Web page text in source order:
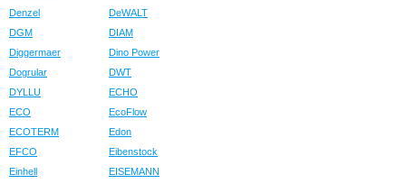
Denzel
DeWALT
DGM
DIAM
Diggermaer
Dino Power
Dogrular
DWT
DYLLU
ECHO
ECO
EcoFlow
ECOTERM
Edon
EFCO
Eibenstock
Einhell
EISEMANN